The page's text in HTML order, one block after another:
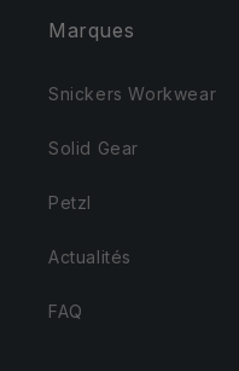
Marques
Snickers Workwear
Solid Gear
Petzl
Actualités
FAQ